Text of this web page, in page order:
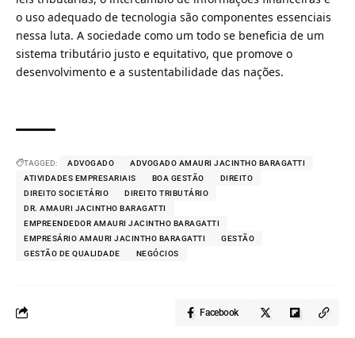
o uso adequado de tecnologia são componentes essenciais
nessa luta. A sociedade como um todo se beneficia de um
sistema tributário justo e equitativo, que promove o
desenvolvimento e a sustentabilidade das nações.
TAGGED: ADVOGADO
ADVOGADO AMAURI JACINTHO BARAGATTI
ATIVIDADES EMPRESARIAIS
BOA GESTÃO
DIREITO
DIREITO SOCIETÁRIO
DIREITO TRIBUTÁRIO
DR. AMAURI JACINTHO BARAGATTI
EMPREENDEDOR AMAURI JACINTHO BARAGATTI
EMPRESÁRIO AMAURI JACINTHO BARAGATTI
GESTÃO
GESTÃO DE QUALIDADE
NEGÓCIOS
Facebook